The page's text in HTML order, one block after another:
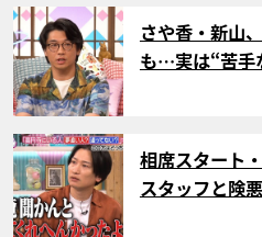
サムネイル
さや香・新山
も…実は“苦手
サムネイル
相席スタート
スタッフと険